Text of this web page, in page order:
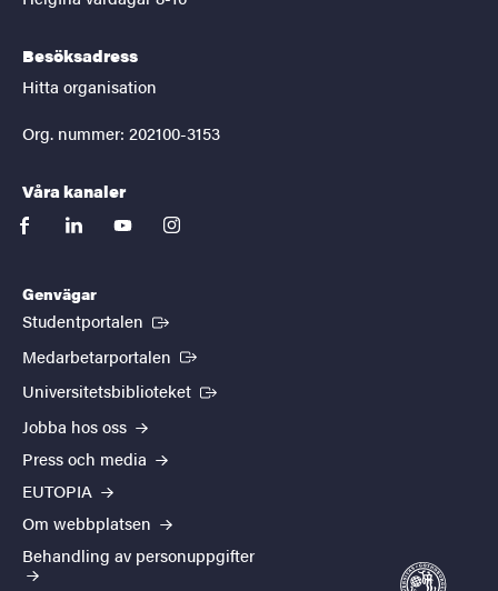
Besöksadress
Hitta organisation
Org. nummer: 202100-3153
Våra kanaler
facebooklinkedinyoutubeinstagram
Genvägar
Studentportalen (Extern länk)
Medarbetarportalen (Extern länk)
Universitetsbiblioteket (Extern länk)
Jobba hos oss
Press och media
EUTOPIA
Om webbplatsen
Behandling av personuppgifter